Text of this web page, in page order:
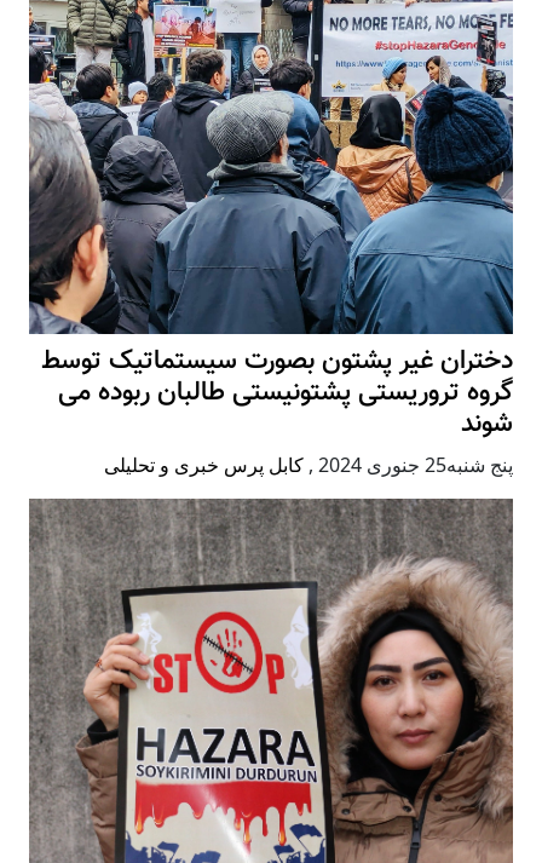
دختران غیر پشتون بصورت سیستماتیک توسط
گروه تروریستی پشتونیستی طالبان ربوده می
شوند
پنج شنبه25 جنوری 2024 , کابل پرس خبری و تحلیلی